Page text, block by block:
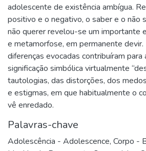
adolescente de existência ambígua.
positivo e o negativo, o saber e o não
não querer revelou-se um importante
e metamorfose, em permanente
diferenças evocadas contribuíram para
significação simbólica virtualmente
tautologias, das distorções, dos
e estigmas, em que habitualmente o
vê enredado.
Palavras-chave
Adolescência - Adolescence, Corpo -